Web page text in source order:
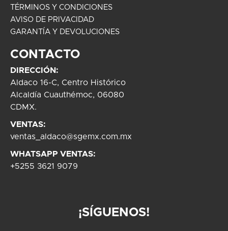
TÉRMINOS Y CONDICIONES
AVISO DE PRIVACIDAD
GARANTÍA Y DEVOLUCIONES
CONTACTO
DIRECCIÓN:
Aldaco 16-C, Centro Histórico
Alcaldía Cuauthémoc, 06080
CDMX.
VENTAS:
ventas_aldaco@sgemx.com.mx
WHATSAPP VENTAS:
+5255 3621 9079
¡SÍGUENOS!